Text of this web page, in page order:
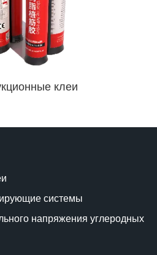
клеи
системы
напряжения углеродных